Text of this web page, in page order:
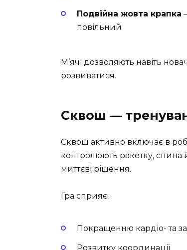
Подвійна жовта крапка
повільний
М’ячі дозволяють навіть
розвиватися.
Сквош —
Сквош активно включає в
контролюють ракетку, спина
миттєві рішення.
Гра сприяє:
Покращенню кардіо- та
Розвитку координації